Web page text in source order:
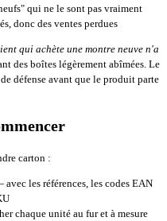
qui ne le sont pas vraiment
donc des ventes perdues
qui achète une montre neuve n'a
des boîtes légèrement abîmées. Le
défense avant que le produit parte
carton :
les références, les codes EAN
chaque unité au fur et à mesure